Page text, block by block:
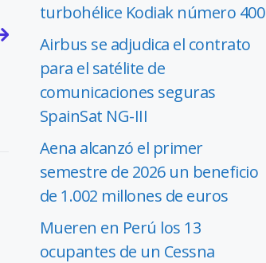
turbohélice Kodiak número 400
Airbus se adjudica el contrato
para el satélite de
comunicaciones seguras
SpainSat NG-III
Aena alcanzó el primer
semestre de 2026 un beneficio
de 1.002 millones de euros
Mueren en Perú los 13
ocupantes de un Cessna